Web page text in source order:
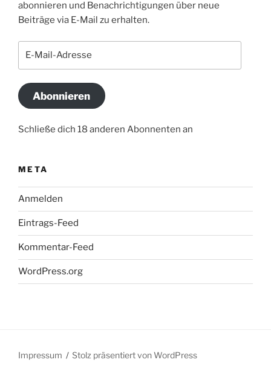
abonnieren und Benachrichtigungen über neue
Beiträge via E-Mail zu erhalten.
Abonnieren
Schließe dich 18 anderen Abonnenten an
META
Anmelden
Eintrags-Feed
Kommentar-Feed
WordPress.org
Impressum Stolz präsentiert von WordPress